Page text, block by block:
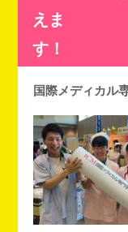
えま
国際メディカル